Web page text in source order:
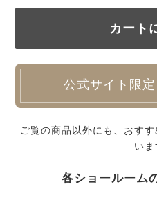
公式サイト限
ご覧の商品以外にも、おす
いま
各ショールーム